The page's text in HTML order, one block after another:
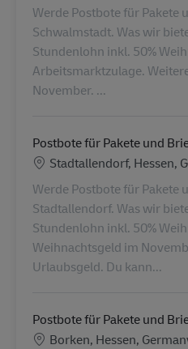
Werde Postbote für Pakete
Schwalmstadt. Was wir
Stundenlohn inkl. 50%
Arbeitsmarktzulage.
November. ...
Postbote für Pakete und
Lokalizacja
Stadtallendorf, Hessen,
Werde Postbote für Pakete
Stadtallendorf. Was wir
Stundenlohn inkl. 50%
Weihnachtsgeld im
Urlaubsgeld. Du kann...
Postbote für Pakete und
Lokalizacja
Borken, Hessen,